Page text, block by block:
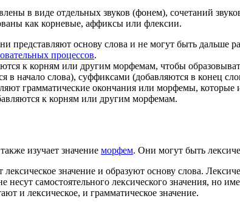
в виде отдельных звуков (фонем), сочетаний
как корневые, аффиксы или флексии.
представляют основу слова и не могут быть дальше
процессов.
к корням или другим морфемам, чтобы
в начало слова), суффиксами (добавляются в конец
грамматические окончания или морфемы, которые
к корням или другим морфемам.
изучает значение морфем. Они могут быть
лексическое значение и образуют основу слова.
несут самостоятельного лексического значения,
и лексическое, и грамматическое значение.